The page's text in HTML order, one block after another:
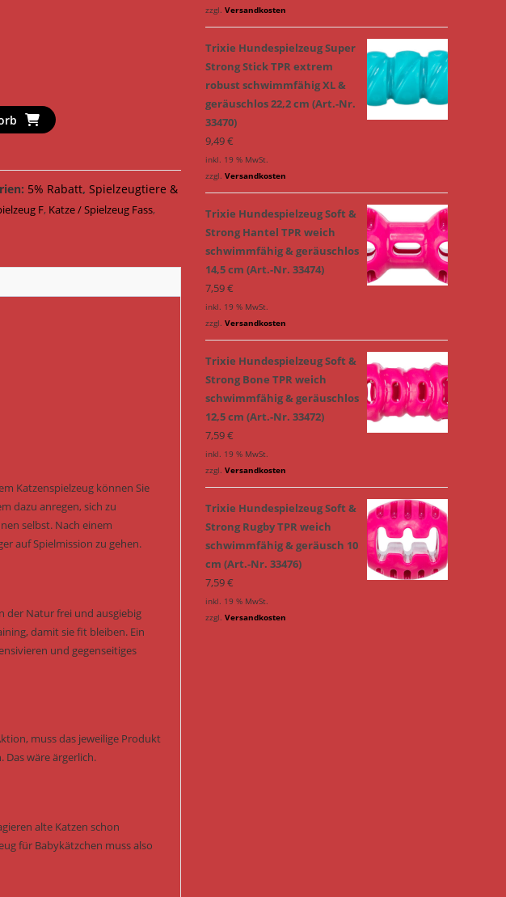
5% Rabatt,Spielzeugtiere &
F, Katze / Spielzeug Fass,
Katzenspielzeug können Sie
dazu anregen, sich zu
selbst. Nach einem
auf Spielmission zu gehen.
der Natur frei und ausgiebig
damit sie fit bleiben. Ein
und gegenseitiges
muss das jeweilige Produkt
wäre ärgerlich.
alte Katzen schon
für Babykätzchen muss also
zzgl. Versandkosten
Trixie Hundespielzeug Super
Strong Stick TPR extrem
robust schwimmfähig XL &
geräuschlos 22,2 cm (Art.-Nr.
33470)
9,49€
inkl. 19 % MwSt.
zzgl. Versandkosten
Trixie Hundespielzeug Soft &
Strong Hantel TPR weich
schwimmfähig & geräuschlos
14,5 cm (Art.-Nr. 33474)
7,59€
inkl. 19 % MwSt.
zzgl. Versandkosten
Trixie Hundespielzeug Soft &
Strong Bone TPR weich
schwimmfähig & geräuschlos
12,5 cm (Art.-Nr. 33472)
7,59€
inkl. 19 % MwSt.
zzgl. Versandkosten
Trixie Hundespielzeug Soft &
Strong Rugby TPR weich
schwimmfähig & geräusch 10
cm (Art.-Nr. 33476)
7,59€
inkl. 19 % MwSt.
zzgl. Versandkosten